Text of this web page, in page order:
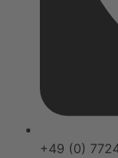
+49 (0)